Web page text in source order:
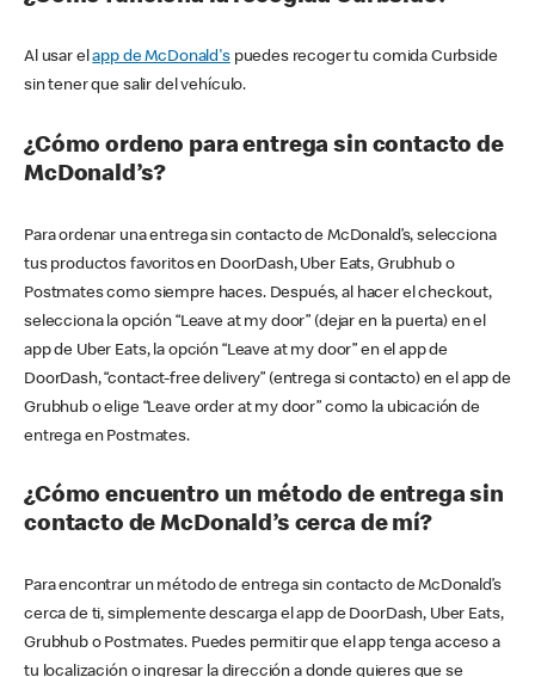
Al usar elapp de McDonald'spuedes recoger tu comida Curbside
sin tener que salir del vehículo.
¿Cómo ordeno para entrega sin contacto de
McDonald’s?
Para ordenar una entrega sin contacto de McDonald’s, selecciona
tus productos favoritos en DoorDash, Uber Eats, Grubhub o
Postmates como siempre haces. Después, al hacer el checkout,
selecciona la opción “Leave at my door” (dejar en la puerta) en el
app de Uber Eats, la opción “Leave at my door” en el app de
DoorDash, “contact-free delivery” (entrega si contacto) en el app de
Grubhub o elige “Leave order at my door” como la ubicación de
entrega en Postmates.
¿Cómo encuentro un método de entrega sin
contacto de McDonald’s cerca de mí?
Para encontrar un método de entrega sin contacto de McDonald’s
cerca de ti, simplemente descarga el app de DoorDash, Uber Eats,
Grubhub o Postmates. Puedes permitir que el app tenga acceso a
tu localización o ingresar la dirección a donde quieres que se